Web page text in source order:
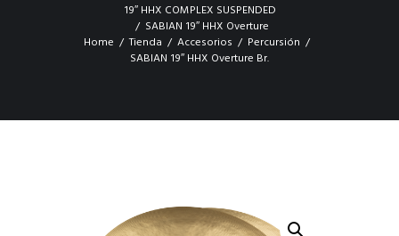
19″ HHX COMPLEX SUSPENDED
SABIAN 19″ HHX Overture
Home
Tienda Accesorios
Percursión
SABIAN 19″ HHX Overture Br.